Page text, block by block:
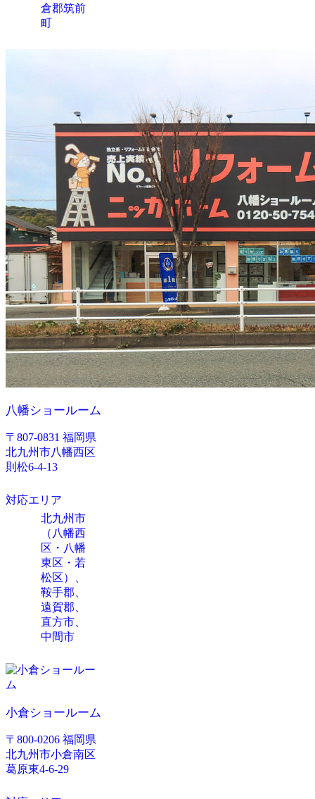
倉郡筑前
町
八幡ショールーム
〒807-0831 福岡県
北九州市八幡西区
則松6-4-13
対応エリア
北九州市
（八幡西
区・八幡
東区・若
松区）、
鞍手郡、
遠賀郡、
直方市、
中間市
小倉ショールーム
〒800-0206 福岡県
北九州市小倉南区
葛原東4-6-29